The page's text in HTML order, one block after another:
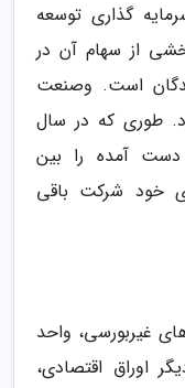
گذاری توسعه
از سهام آن در
است. وصنعت
طوری که در سال
سود به دست آمده را بین
خود شرکت باقی
غیربورسی، واحد
اوراق اقتصادی،